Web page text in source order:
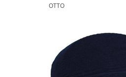
OTTO